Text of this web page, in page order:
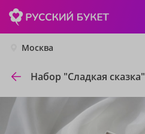
Москва
Набор "Сладкая сказка"